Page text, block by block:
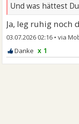
Und was hättest
Ja, leg ruhig noch
03.07.2026 02:16 •
x 1